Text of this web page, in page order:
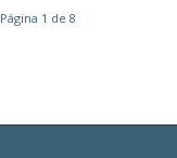
Página 1 de 8